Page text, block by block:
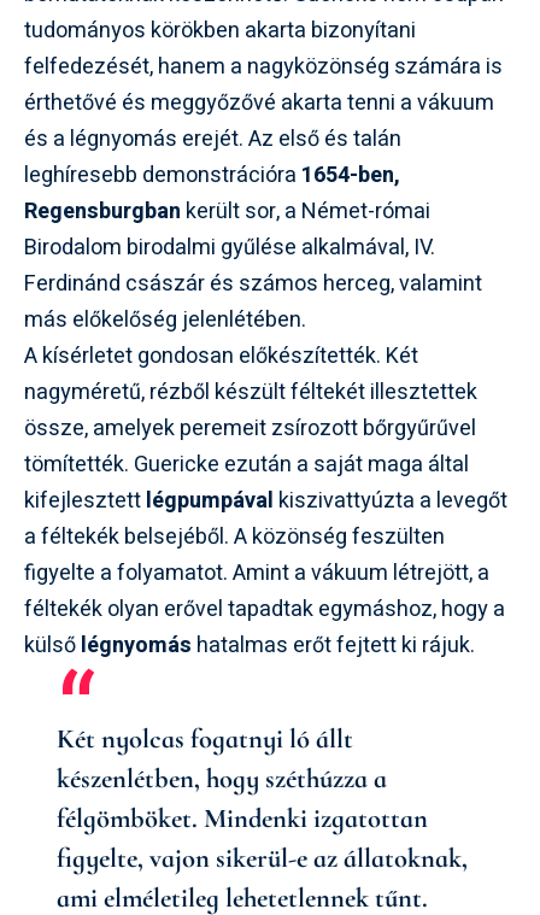
tudományos körökben akarta bizonyítani
felfedezését, hanem a nagyközönség számára is
érthetővé és meggyőzővé akarta tenni a vákuum
és a légnyomás erejét. Az első és talán
leghíresebb demonstrációra 1654-ben,
Regensburgban került sor, a Német-római
Birodalom birodalmi gyűlése alkalmával, IV.
Ferdinánd császár és számos herceg, valamint
más előkelőség jelenlétében.
A kísérletet gondosan előkészítették. Két
nagyméretű, rézből készült féltekét illesztettek
össze, amelyek peremeit zsírozott bőrgyűrűvel
tömítették. Guericke ezután a saját maga által
kifejlesztettlégpumpával kiszivattyúzta a levegőt
a féltekék belsejéből. A közönség feszülten
figyelte a folyamatot. Amint a vákuum létrejött, a
féltekék olyan erővel tapadtak egymáshoz, hogy a
külsőlégnyomás hatalmas erőt fejtett ki rájuk.
Két nyolcas fogatnyi ló állt
készenlétben, hogy széthúzza a
félgömböket. Mindenki izgatottan
figyelte, vajon sikerül-e az állatoknak,
ami elméletileg lehetetlennek tűnt.